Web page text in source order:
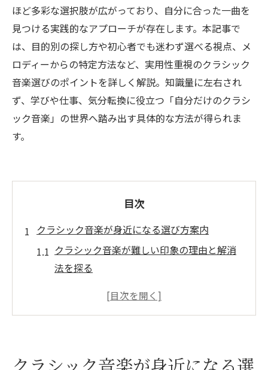
ほど多彩な選択肢が広がっており、自分に合った一曲を
見つける実践的なアプローチが存在します。本記事で
は、目的別の探し方や初心者でも迷わず選べる視点、メ
ロディーからの特定方法など、実用性重視のクラシック
音楽選びのポイントを詳しく解説。知識量に左右され
ず、学びや仕事、気分転換に役立つ「自分だけのクラシ
ック音楽」の世界へ踏み出す具体的な方法が得られま
す。
目次
クラシック音楽が身近になる選び方案内
クラシック音楽が難しい印象の理由と解消
法を探る
クラシック音楽の人気の有無と入門しやす
クラシック音楽を身近に感じるための具体
クラシック音楽が身近になる選